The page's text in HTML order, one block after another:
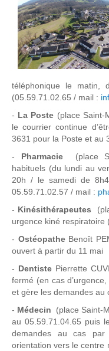
téléphonique le
(05.59.71.02.65 / mail :
- La Poste (place Saint-
le courrier continue
3631 pour la Poste et au
- Pharmacie
(place
habituels (du lundi au
20h / le samedi de
05.59.71.02.57 / mail :
- Kinésithérapeutes
urgence kiné respiratoire
- OstéopatheBenoît
ouvert à partir du 11 mai
- Dentiste Pierrette
fermé (en cas
et gère les demandes au
- Médecin
(place Saint-
au 05.59.71.04.65 puis
demandes au cas par
orientation vers le centre